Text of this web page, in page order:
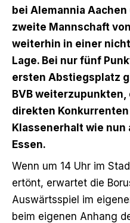
bei Alemannia
zweite Mannschaft
weiterhin in einer
Lage. Bei nur fünf
ersten Abstiegsplatz
BVB
direkten
Klassenerhalt wie nun
Essen.
Wenn um 14 Uhr im
ertönt, erwartet die
Auswärtsspiel im
beim eigenen Anhang